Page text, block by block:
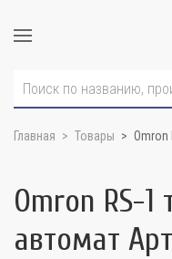
Главная Товары Omron
Omron RS-1
автомат